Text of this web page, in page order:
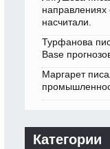
направлениях
насчитали.
Турфанова
Base
Маргарет
Категории